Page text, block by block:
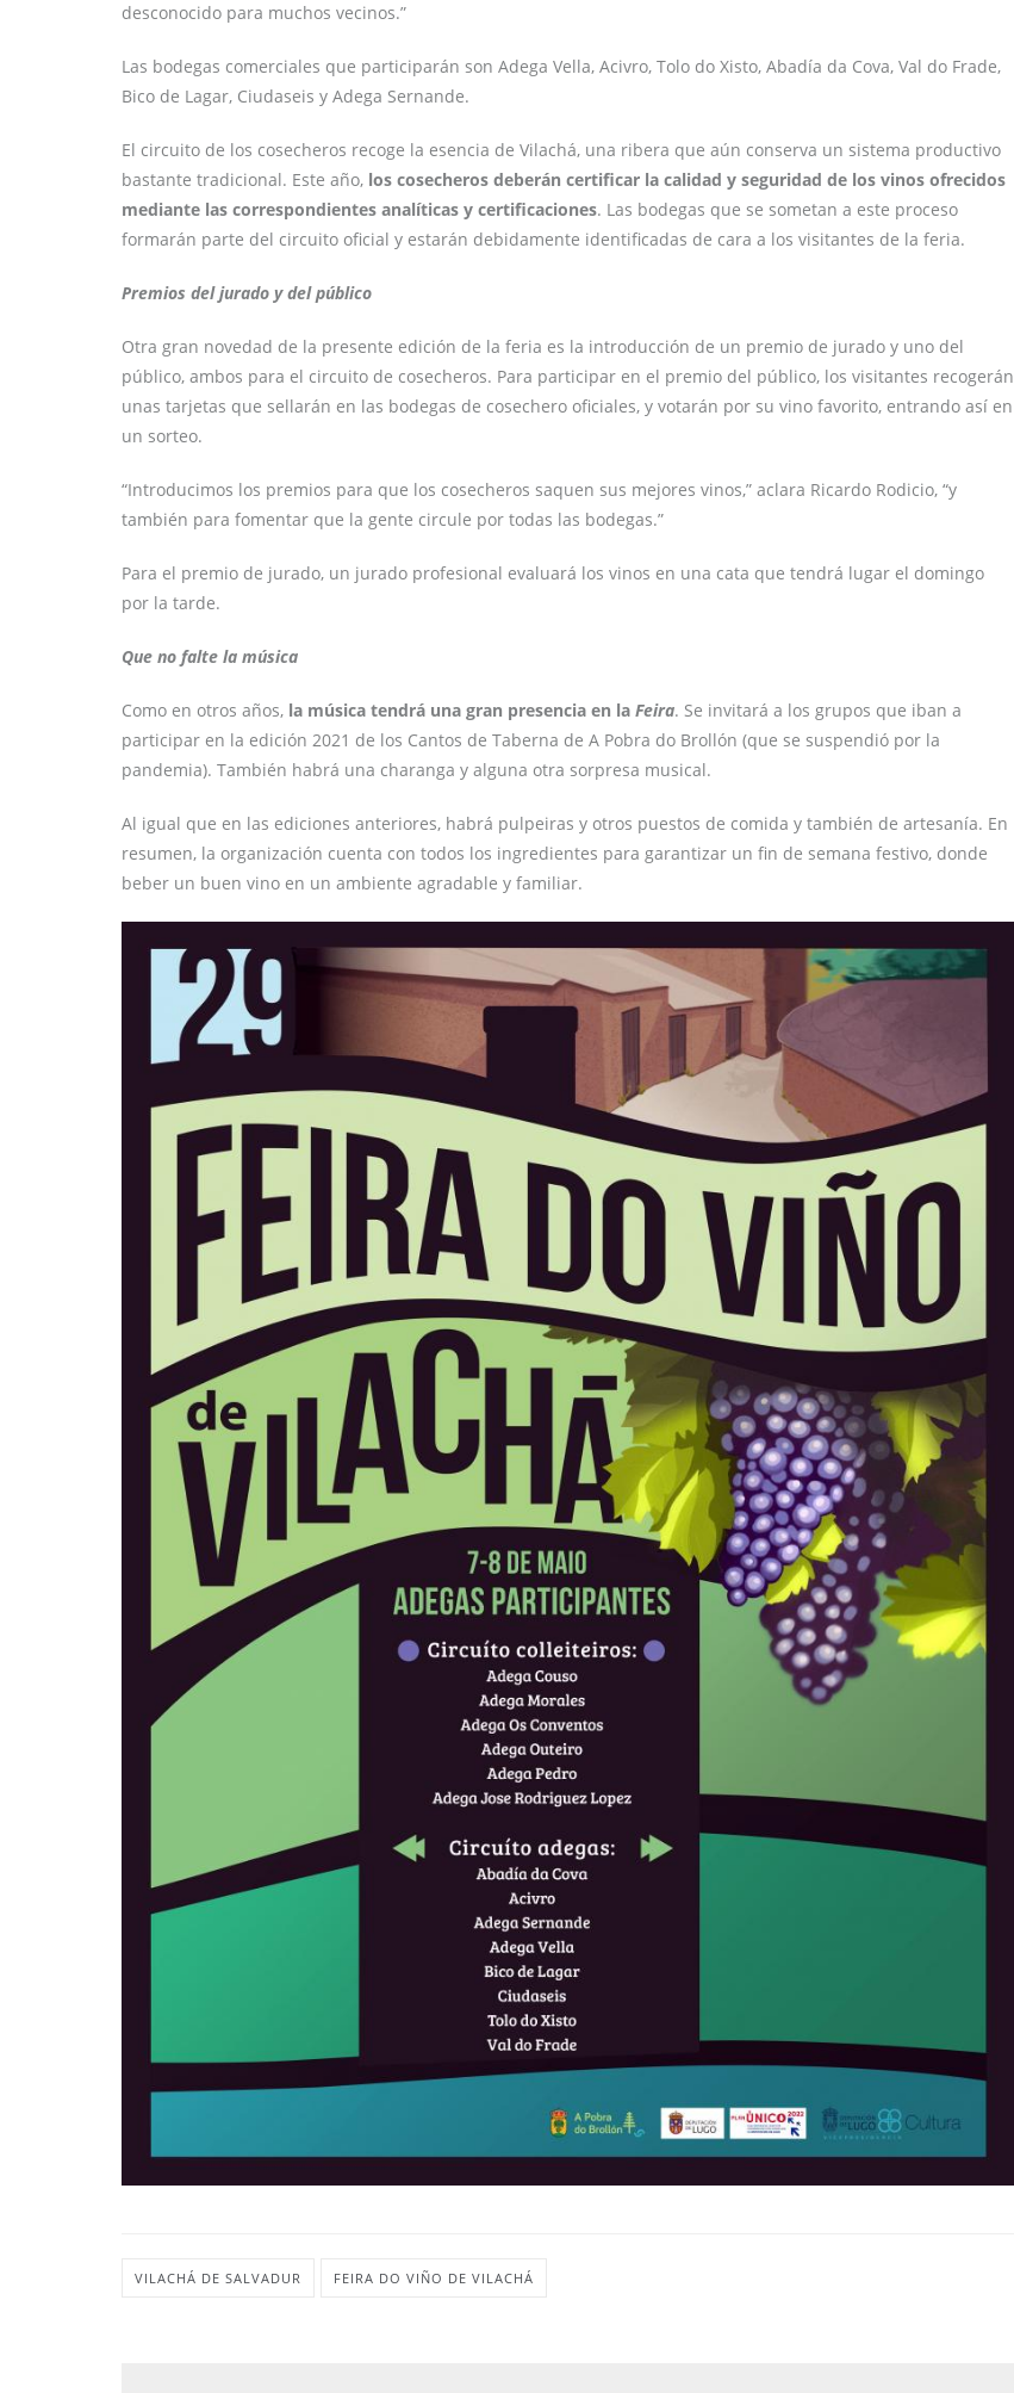
desconocido para muchos vecinos.”
Las bodegas comerciales que participarán son Adega Vella, Acivro, Tolo do Xisto, Abadía da Cova, Val do Frade,
Bico de Lagar, Ciudaseis y Adega Sernande.
El circuito de los cosecheros recoge la esencia de Vilachá, una ribera que aún conserva un sistema productivo
bastante tradicional. Este año, los cosecheros deberán certificar la calidad y seguridad de los vinos ofrecidos
mediante las correspondientes analíticas y certificaciones. Las bodegas que se sometan a este proceso
formarán parte del circuito oficial y estarán debidamente identificadas de cara a los visitantes de la feria.
Premios del jurado y del público
Otra gran novedad de la presente edición de la feria es la introducción de un premio de jurado y uno del
público, ambos para el circuito de cosecheros. Para participar en el premio del público, los visitantes recogerán
unas tarjetas que sellarán en las bodegas de cosechero oficiales, y votarán por su vino favorito, entrando así en
un sorteo.
“Introducimos los premios para que los cosecheros saquen sus mejores vinos,” aclara Ricardo Rodicio, “y
también para fomentar que la gente circule por todas las bodegas.”
Para el premio de jurado, un jurado profesional evaluará los vinos en una cata que tendrá lugar el domingo
por la tarde.
Que no falte la música
Como en otros años, la música tendrá una gran presencia en la Feira. Se invitará a los grupos que iban a
participar en la edición 2021 de los Cantos de Taberna de A Pobra do Brollón (que se suspendió por la
pandemia). También habrá una charanga y alguna otra sorpresa musical.
Al igual que en las ediciones anteriores, habrá pulpeiras y otros puestos de comida y también de artesanía. En
resumen, la organización cuenta con todos los ingredientes para garantizar un fin de semana festivo, donde
beber un buen vino en un ambiente agradable y familiar.
VILACHÁ DE SALVADUR FEIRA DO VIÑO DE VILACHÁ